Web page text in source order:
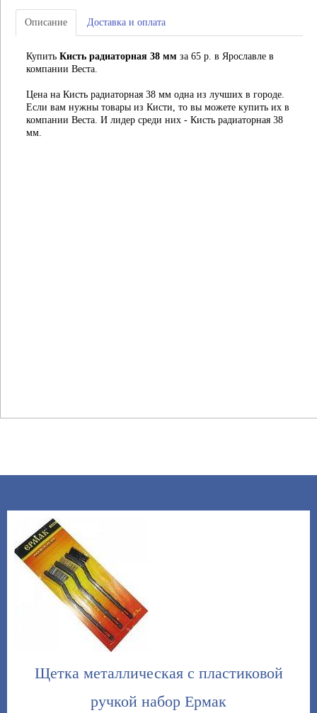
Описание Доставка и оплата
Купить Кисть радиаторная 38 мм за 65 р. в Ярославле в
компании Веста.
Цена на Кисть радиаторная 38 мм одна из лучших в городе.
Если вам нужны товары из Кисти, то вы можете купить их в
компании Веста. И лидер среди них - Кисть радиаторная 38
мм.
Щетка металлическая с пластиковой
ручкой набор Ермак